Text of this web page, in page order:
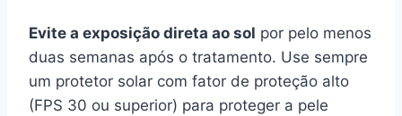
Evite a exposição direta ao sol por pelo menos
duas semanas após o tratamento. Use sempre
um protetor solar com fator de proteção alto
(FPS 30 ou superior) para proteger a pele